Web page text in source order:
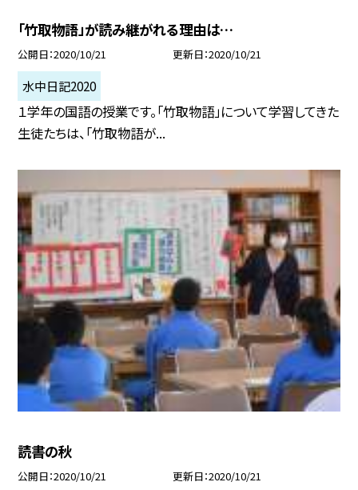
「竹取物語」が読み継がれる理由は…
公開日 2020/10/21 更新日 2020/10/21
水中日記2020
１学年の国語の授業です。「竹取物語」について学習してきた
生徒たちは、「竹取物語が...
読書の秋
公開日 2020/10/21 更新日 2020/10/21